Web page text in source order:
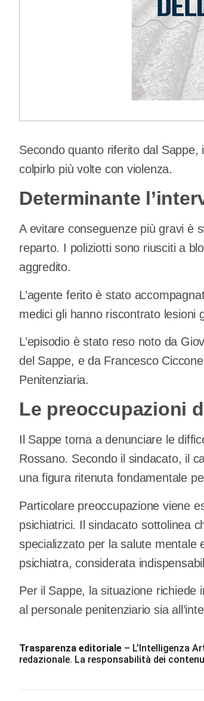
Secondo quanto riferito dal
colpirlo più volte con violenza.
Determinante
A evitare conseguenze più gravi è
reparto. I poliziotti sono riusciti a
aggredito.
L’agente ferito è stato
medici gli hanno riscontrato lesioni
L’episodio è stato reso noto da
del Sappe, e da Francesco
Penitenziaria.
Le preoccupazioni
Il Sappe torna a denunciare le
Rossano. Secondo il sindacato, il
una figura ritenuta fondamentale
Particolare preoccupazione viene
psichiatrici. Il sindacato sottolinea
specializzato per la salute mentale
psichiatra, considerata
Per il Sappe, la situazione
al personale penitenziario sia
Trasparenza editoriale – L’Intelligenza
redazionale. La responsabilità dei